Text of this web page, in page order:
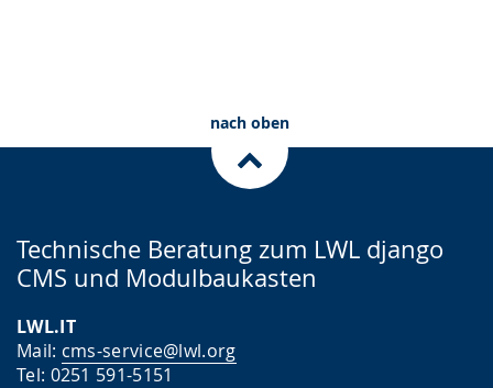
nach oben
Technische Beratung zum LWL django
CMS und Modulbaukasten
LWL.IT
Mail: cms-service@lwl.org
Tel: 0251 591-5151